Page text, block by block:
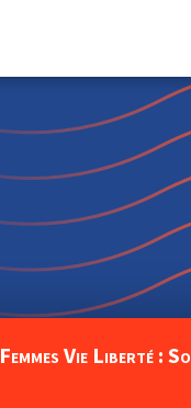
Femmes Vie Liberté :